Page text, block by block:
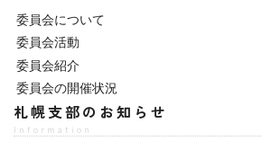
委員会について
委員会活動
委員会紹介
委員会の開催状況
札幌支部のお知らせ
Information